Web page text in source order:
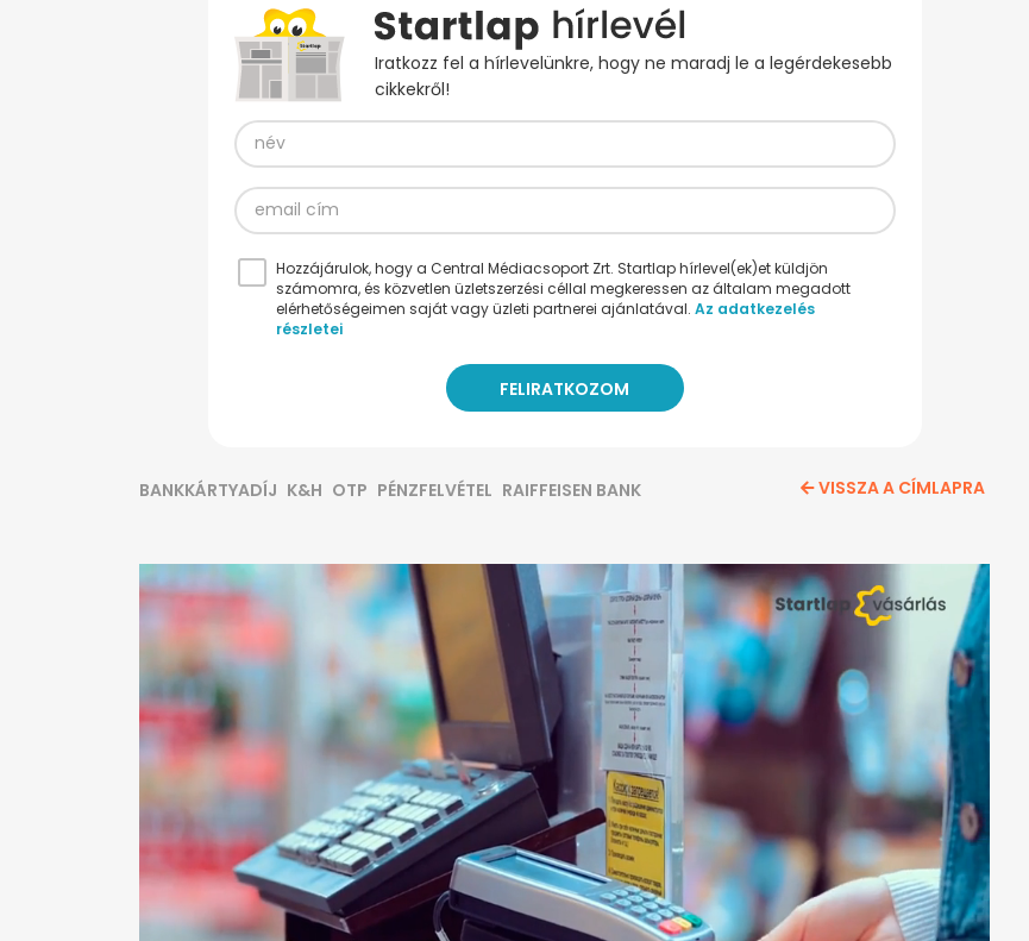
Iratkozz fel a hírlevelünkre, hogy ne maradj le a legérdekesebb
cikkekről!
Hozzájárulok, hogy a Central Médiacsoport Zrt. Startlap hírlevel(ek)et küldjön
számomra, és közvetlen üzletszerzési céllal megkeressen az általam megadott
elérhetőségeimen saját vagy üzleti partnerei ajánlatával. Az adatkezelés
részletei
BANKKÁRTYADÍJ K&H OTP PÉNZFELVÉTEL RAIFFEISEN BANK VISSZA A CÍMLAPRA